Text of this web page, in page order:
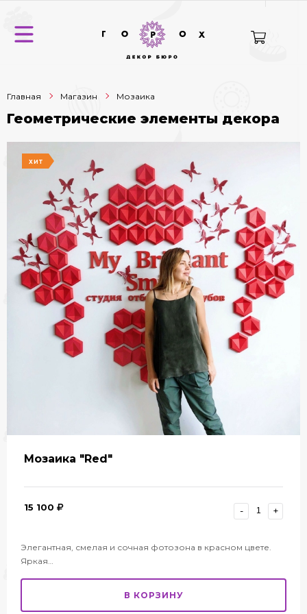
Главная Магазин Мозаика
Геометрические элементы декора
ХИТ
Мозаика "Red"
15 100 - +
Элегантная, смелая и сочная фотозона в красном цвете.
Яркая…
В КОРЗИНУ